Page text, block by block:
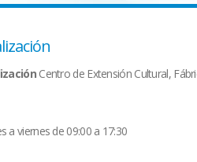
Centro de Extensión Cultural,
a viernes de 09:00 a 17:30